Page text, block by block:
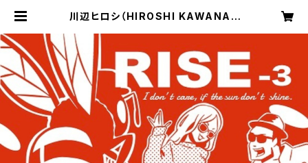
川辺ヒロシ（HIROSHI KAWANAB
ISE3』CD | あむりたの庭、そして音楽
ONLINE SHOP